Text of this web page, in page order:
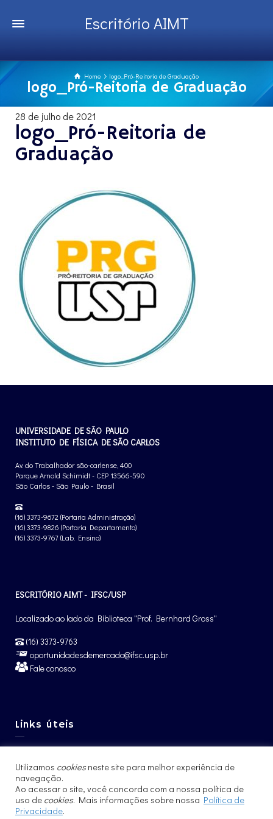
Escritório AIMT
Home logo_Pró-Reitoria de Graduação
logo_Pró-Reitoria de Graduação
28 de julho de 2021
logo_Pró-Reitoria de
Graduação
UNIVERSIDADE DE SÃO PAULO
INSTITUTO DE FÍSICA DE SÃO CARLOS
Av. do Trabalhador são-carlense, 400
Parque Arnold Schimidt - CEP 13566-590
São Carlos - São Paulo - Brasil
(16) 3373-9672 (Portaria Administração)
(16) 3373-9826 (Portaria Departamento)
(16) 3373-9767 (Lab. Ensino)
ESCRITÓRIO AIMT - IFSC/USP
Localizado ao lado da Biblioteca "Prof. Bernhard Gross"
(16) 3373-9763
oportunidadesdemercado@ifsc.usp.br
Fale conosco
Links úteis
Pós-Graduação IFSC
Intercâmbio – CCNInt
Utilizamos cookiesneste site para melhor experiência de
navegação.
Ao acessar o site, você concorda com a nossa política de
uso de cookies. Mais informações sobre nossa Política de
Privacidade.